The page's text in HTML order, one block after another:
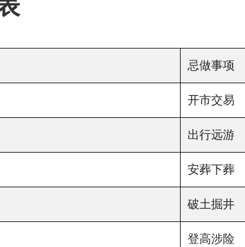
忌做事项
开市交易
出行远游
安葬下葬
破土掘井
登高涉险